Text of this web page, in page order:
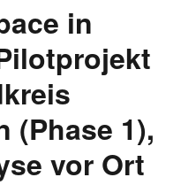
in
(Phase 1),
vor Ort